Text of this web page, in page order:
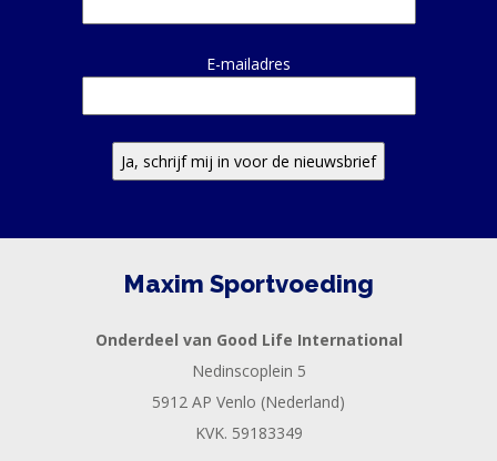
E-mailadres
Maxim Sportvoeding
Onderdeel van Good Life International
Nedinscoplein 5
5912 AP Venlo (Nederland)
KVK. 59183349